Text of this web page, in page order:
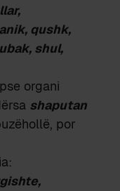
qushk,
shul,
organi
shaputan
por